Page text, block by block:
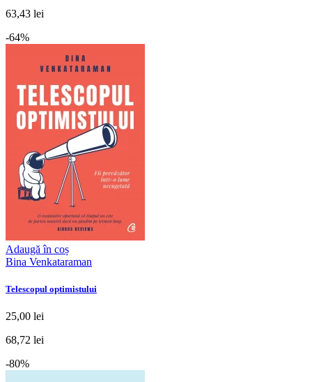
63,43 lei
-64%
Adaugă în coș
Bina Venkataraman
Telescopul optimistului
25,00 lei
68,72 lei
-80%